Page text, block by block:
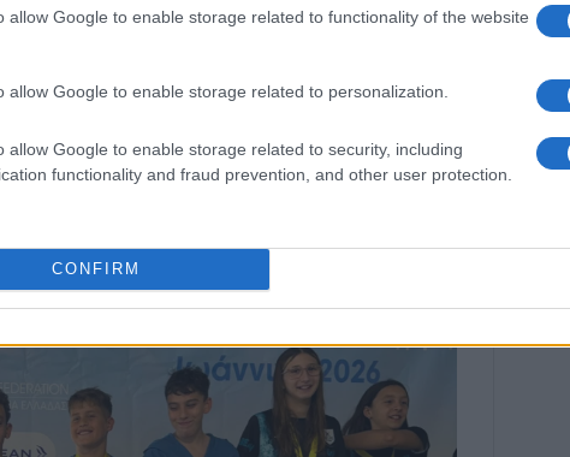
allow Google to enable storage related to functionality of the website
allow Google to enable storage related to personalization.
allow Google to enable storage related to security, including
functionality and fraud prevention, and other user protection.
CONFIRM